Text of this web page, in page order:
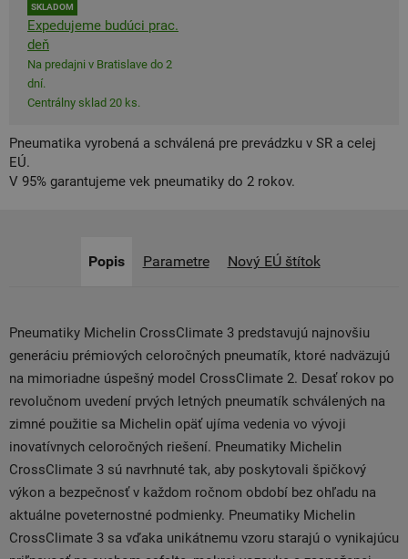
SKLADOM
Expedujeme budúci prac.
deň
Na predajni v Bratislave do 2
dní.
Centrálny sklad 20 ks.
Pneumatika vyrobená a schválená pre prevádzku v SR a celej
EÚ.
V 95% garantujeme vek pneumatiky do 2 rokov.
Popis Parametre Nový EÚ štítok
Pneumatiky Michelin CrossClimate 3 predstavujú najnovšiu
generáciu prémiových celoročných pneumatík, ktoré nadväzujú
na mimoriadne úspešný model CrossClimate 2. Desať rokov po
revolučnom uvedení prvých letných pneumatík schválených na
zimné použitie sa Michelin opäť ujíma vedenia vo vývoji
inovatívnych celoročných riešení. Pneumatiky Michelin
CrossClimate 3 sú navrhnuté tak, aby poskytovali špičkový
výkon a bezpečnosť v každom ročnom období bez ohľadu na
aktuálne poveternostné podmienky. Pneumatiky Michelin
CrossClimate 3 sa vďaka unikátnemu vzoru starajú o vynikajúcu